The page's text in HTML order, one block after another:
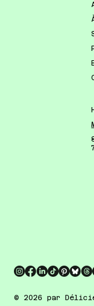
Concept
© 2026 par